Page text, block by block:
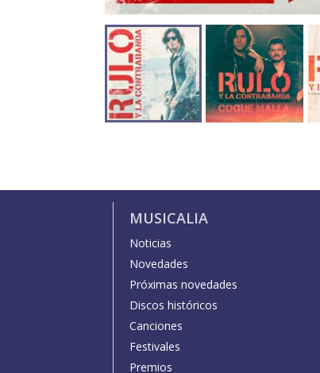
MUSICALIA
Noticias
Novedades
Próximas novedades
Discos históricos
Canciones
Festivales
Premios